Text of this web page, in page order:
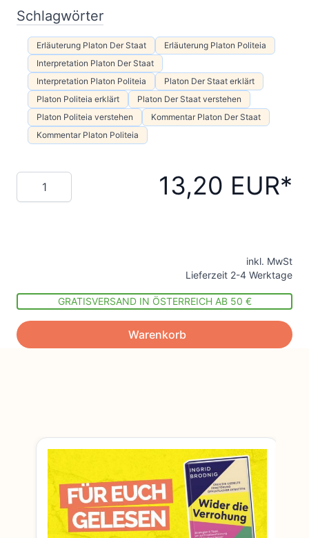
Schlagwörter
Erläuterung Platon Der Staat
Erläuterung Platon Politeia
Interpretation Platon Der Staat
Interpretation Platon Politeia
Platon Der Staat erklärt
Platon Politeia erklärt
Platon Der Staat verstehen
Platon Politeia verstehen
Kommentar Platon Der Staat
Kommentar Platon Politeia
Menge 13,20 EUR
inkl. MwSt
Lieferzeit 2-4 Werktage
GRATISVERSAND IN ÖSTERREICH AB 50 €
Warenkorb